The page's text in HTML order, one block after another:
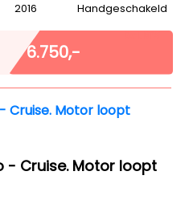
2016
Handgeschakeld
€ 6.750,-
- Cruise. Motor loopt